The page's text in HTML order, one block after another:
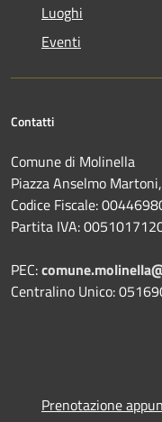
Luoghi
Eventi
Contatti
Comune di Molinella
Piazza Anselmo
Codice Fiscale:
Partita IVA:
PEC:
Centralino Unico:
Prenotazione